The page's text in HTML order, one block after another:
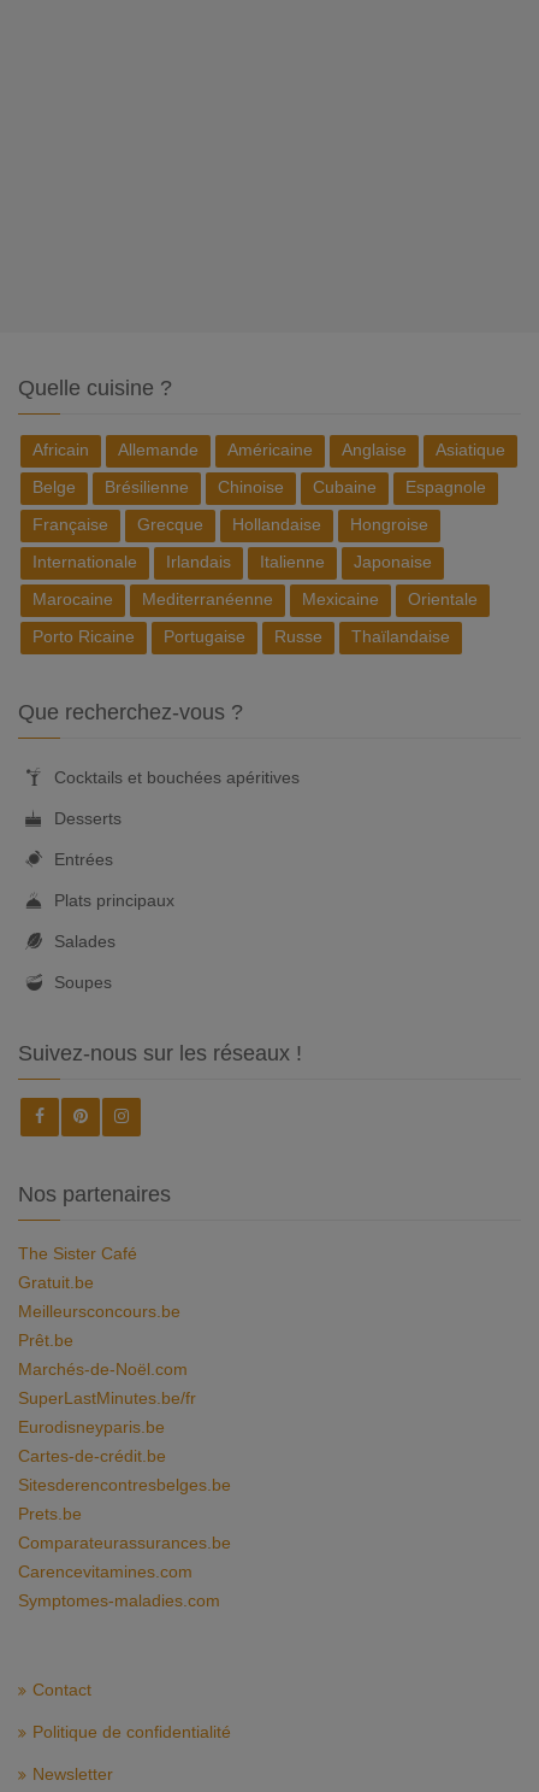
Quelle cuisine ?
Africain Allemande Américaine Anglaise
Asiatique
Belge
Brésilienne Chinoise Cubaine
Espagnole
Française
Grecque Hollandaise
Hongroise
Internationale
Irlandais Italienne
Japonaise
Marocaine
Mediterranéenne Mexicaine
Orientale
Porto Ricaine
Portugaise Russe Thaïlandaise
Que recherchez-vous ?
Cocktails et bouchées apéritives
Desserts
Entrées
Plats principaux
Salades
Soupes
Suivez-nous sur les réseaux !
Nos partenaires
The Sister Café
Gratuit.be
Meilleursconcours.be
Prêt.be
Marchés-de-Noël.com
SuperLastMinutes.be/fr
Eurodisneyparis.be
Cartes-de-crédit.be
Sitesderencontresbelges.be
Prets.be
Comparateurassurances.be
Carencevitamines.com
Symptomes-maladies.com
Contact
Politique de confidentialité
Newsletter